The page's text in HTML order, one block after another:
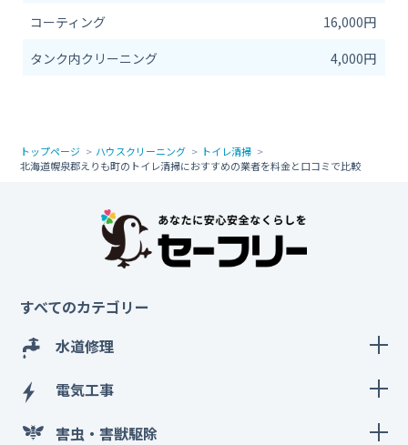
コーティング
16,000円
タンク内クリーニング
4,000円
トップページ ハウスクリーニング
トイレ清掃
北海道幌泉郡えりも町のトイレ清掃におすすめの業者を料金と口コミで比較
すべてのカテゴリー
水道修理
電気工事
害虫・害獣駆除